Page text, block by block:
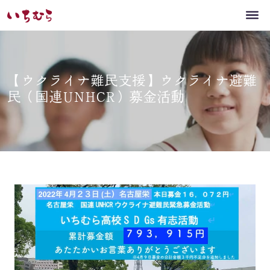
【ウクライナ難民支援】ウクライナ避難
民（国連UNHCR）募金活動